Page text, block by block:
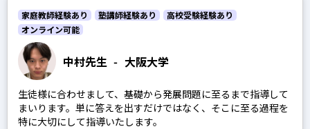
中村先生 - 大阪大学
家庭教師経験あり 塾講師経験あり
高校受験経験あり
オンライン可能
生徒様に合わせまして、基礎から発展問題に至るまで指導して
まいります。単に答えを出すだけではなく、そこに至る過程を
特に大切にして指導いたします。